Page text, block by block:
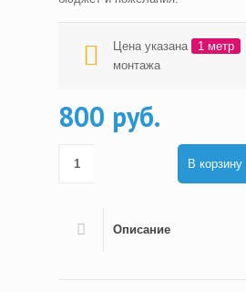
Цена указана 1 метр
монтажа
800 руб.
В корзину
Описание